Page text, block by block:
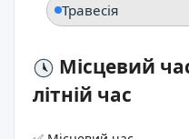
Травесія
Місцевий
літній час